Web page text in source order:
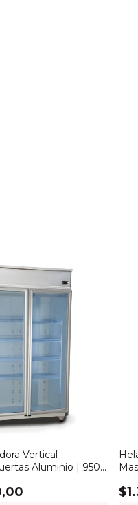
Vertical
Aluminio | 950